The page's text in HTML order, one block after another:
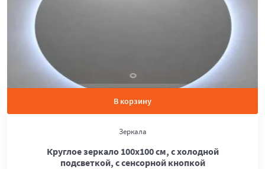
В корзину
Зеркала
Круглое зеркало 100х100 см, с холодной
подсветкой, с сенсорной кнопкой